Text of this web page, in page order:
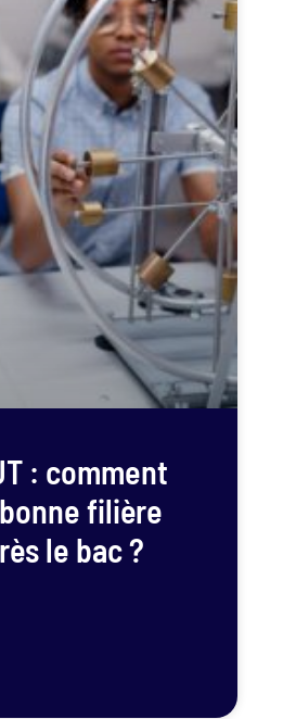
: comment
filière
le bac ?